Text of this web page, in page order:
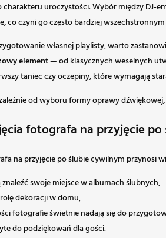
uroczystości. Wybór między DJ-
co czyni go często bardziej wszechstronnym
własnej playlisty, warto
element— od klasycznych weselnych
taniec czy oczepiny, które wymagają
od wyboru formy oprawy dźwiękowej,
fotografa na przyjęcie
na przyjęcie po ślubie cywilnym przynosi
swoje miejsce w albumach ślubnych,
dekoracji w domu,
fotografie świetnie nadają się do
do podziękowań dla gości.